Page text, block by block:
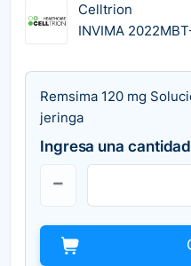
Celltrion
INVIMA
Remsima 120 mg
jeringa
Ingresa una